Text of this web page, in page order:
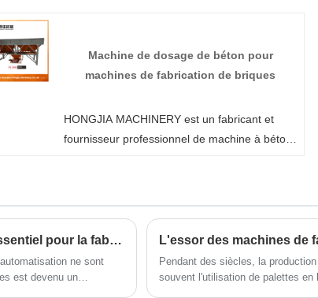
nous pouvons aider les clients à choisir la
configuration appropriée en fonction de leurs
Machine de dosage de béton pour
machines de fabrication de briques
HONGJIA MACHINERY est un fabricant et
fournisseur professionnel de machine à béton
personnalisée de notre usine à tout moment.
Nous vous fournirons des prix discount d'usine
pour nos produits. HONGJIA MACHINERY est
un fabricant et fournisseur de machines pour
Qu'est-ce qui rend un collecteur de briques automatique essentiel pour la fabrication de briques moderne ?
ne sont
est devenu un
L'essor des machines de
Pendant des siècles, la
souvent l'utilisation de palettes en